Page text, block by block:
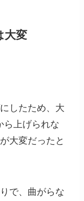
大変
したため、大
ら上げられな
大変だったと
で、曲がらな